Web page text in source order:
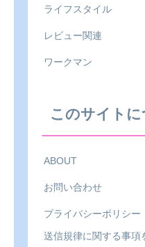
ライフスタイル
レビュー関連
ワークマン
このサイトに
ABOUT
お問い合わせ
プライバシーポリシー
送信規律に関する事項